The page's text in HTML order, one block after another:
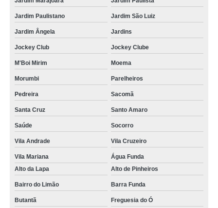
quanto custa bem casado embalagem Jardim São Luiz
onde encontro bem casado embalagem Marapoama
onde encontro bem casado personalizado Parque do Chaves
bem casado casamento preço Presidente Prudente
quanto custa bem casado chocolate Ipiranga
bem casado de lembrancinha preço Praça da Arvore
bem casado personalizado preço Engenheiro Goulart
bem casado lembrancinha preço Jardins
onde encontro bem casado de lembrancinha Bauru
onde encontro bem casado personalizado Amparo
quanto custa docinho bem casado Limão
Jardim Paulistano Jardim São Luiz
Jardim Ângela Jardins
Jockey Club Jockey Clube
M'Boi Mirim Moema
Morumbi Parelheiros
Pedreira Sacomã
Santa Cruz Santo Amaro
Saúde Socorro
Vila Andrade Vila Cruzeiro
Vila Mariana
Água Funda
Alto da Lapa
Alto de Pinheiros
Bairro do Limão Barra Funda
Butantã Freguesia do Ó